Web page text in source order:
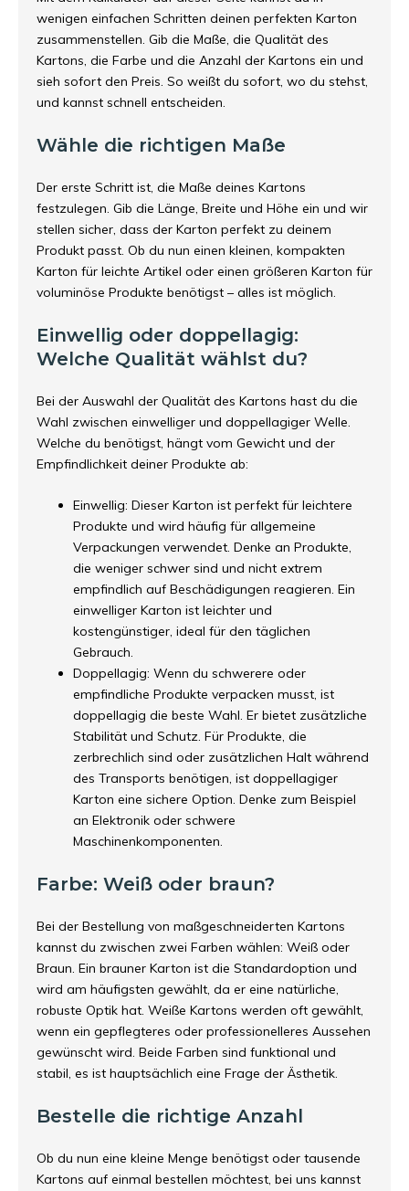
wenigen einfachen Schritten deinen perfekten Karton
zusammenstellen. Gib die Maße, die Qualität des
Kartons, die Farbe und die Anzahl der Kartons ein und
sieh sofort den Preis. So weißt du sofort, wo du stehst,
und kannst schnell entscheiden.
Wähle die richtigen Maße
Der erste Schritt ist, die Maße deines Kartons
festzulegen. Gib die Länge, Breite und Höhe ein und wir
stellen sicher, dass der Karton perfekt zu deinem
Produkt passt. Ob du nun einen kleinen, kompakten
Karton für leichte Artikel oder einen größeren Karton für
voluminöse Produkte benötigst – alles ist möglich.
Einwellig oder doppellagig:
Welche Qualität wählst du?
Bei der Auswahl der Qualität des Kartons hast du die
Wahl zwischen einwelliger und doppellagiger Welle.
Welche du benötigst, hängt vom Gewicht und der
Empfindlichkeit deiner Produkte ab:
Einwellig: Dieser Karton ist perfekt für leichtere
Produkte und wird häufig für allgemeine
Verpackungen verwendet. Denke an Produkte,
die weniger schwer sind und nicht extrem
empfindlich auf Beschädigungen reagieren. Ein
einwelliger Karton ist leichter und
kostengünstiger, ideal für den täglichen
Gebrauch.
Doppellagig: Wenn du schwerere oder
empfindliche Produkte verpacken musst, ist
doppellagig die beste Wahl. Er bietet zusätzliche
Stabilität und Schutz. Für Produkte, die
zerbrechlich sind oder zusätzlichen Halt während
des Transports benötigen, ist doppellagiger
Karton eine sichere Option. Denke zum Beispiel
an Elektronik oder schwere
Maschinenkomponenten.
Farbe: Weiß oder braun?
Bei der Bestellung von maßgeschneiderten Kartons
kannst du zwischen zwei Farben wählen: Weiß oder
Braun. Ein brauner Karton ist die Standardoption und
wird am häufigsten gewählt, da er eine natürliche,
robuste Optik hat. Weiße Kartons werden oft gewählt,
wenn ein gepflegteres oder professionelleres Aussehen
gewünscht wird. Beide Farben sind funktional und
stabil, es ist hauptsächlich eine Frage der Ästhetik.
Bestelle die richtige Anzahl
Ob du nun eine kleine Menge benötigst oder tausende
Kartons auf einmal bestellen möchtest, bei uns kannst